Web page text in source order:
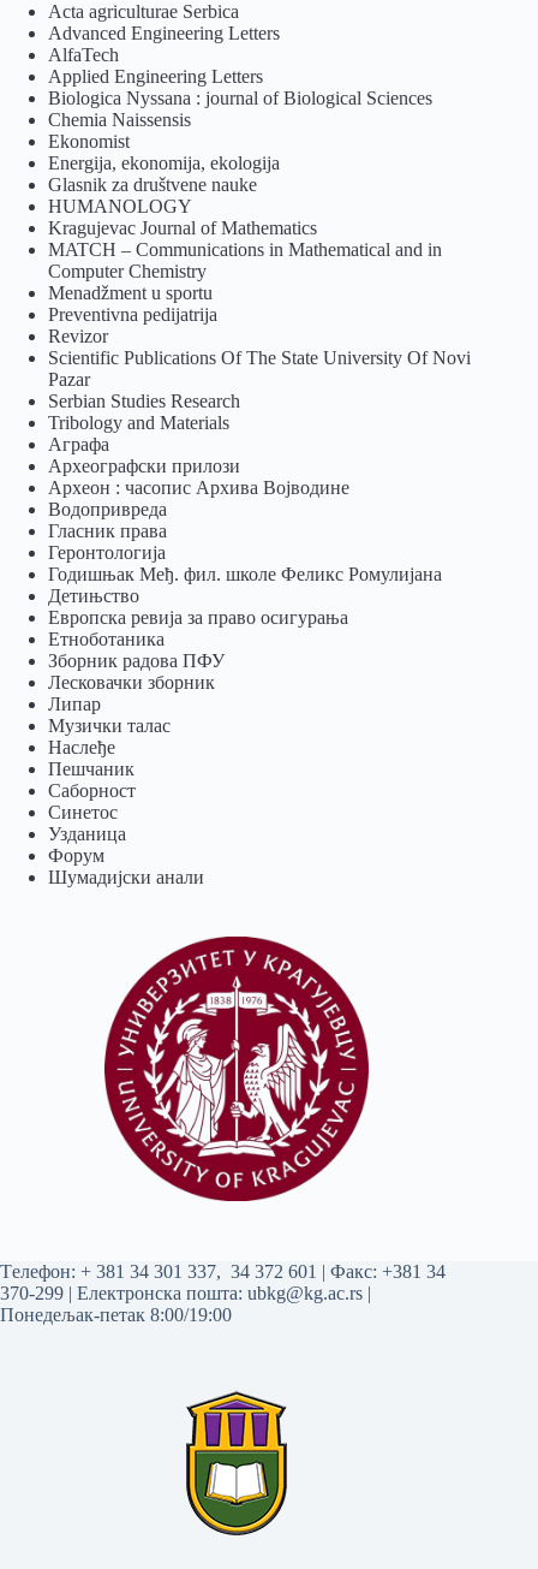
Acta agriculturae Serbica
Advanced Engineering Letters
AlfaTech
Applied Engineering Letters
Biologica Nyssana : journal of Biological Sciences
Chemia Naissensis
Ekonomist
Energija, ekonomija, ekologija
Glasnik za društvene nauke
HUMANOLOGY
Kragujevac Journal of Mathematics
MATCH – Communications in Mathematical and in
Computer Chemistry
Menadžment u sportu
Preventivna pedijatrija
Revizor
Scientific Publications Of The State University Of Novi
Pazar
Serbian Studies Research
Tribology and Materials
Аграфа
Археографски прилози
Археон : часопис Архива Војводине
Водопривреда
Гласник права
Геронтологија
Годишњак Међ. фил. школе Феликс Ромулијана
Детињство
Европска ревија за право осигурања
Eтноботаника
Зборник радова ПФУ
Лесковачки зборник
Липар
Музички талас
Наслеђе
Пешчаник
Саборност
Синетос
Узданица
Форум
Шумадијски анали
Tелефон: + 381 34 301 337, 34 372 601 | Факс: +381 34
370-299 | Електронска пошта: ubkg@kg.ac.rs |
Понедељак-петак 8:00/19:00